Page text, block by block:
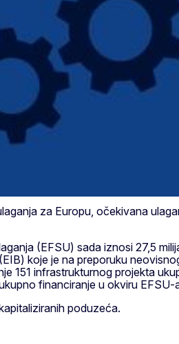
za Europu, očekivana
(EFSU) sada iznosi 27,5
koje je na preporuku
infrastrukturnog projekta
financiranje u okviru EFSU-
poduzeća.